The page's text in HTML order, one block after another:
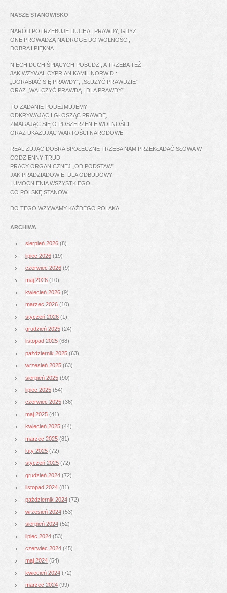
NASZE STANOWISKO
NARÓD POTRZEBUJE DUCHA I PRAWDY, GDYŻ
ONE PROWADZĄ NA DROGĘ DO WOLNOŚCI,
DOBRA I PIĘKNA.
NIECH DUCH ŚPIĄCYCH POBUDZI, A TRZEBA TEŻ,
JAK WZYWAŁ CYPRIAN KAMIL NORWID :
„DORABIAĆ SIĘ PRAWDY”, „SŁUŻYĆ PRAWDZIE”
ORAZ „WALCZYĆ PRAWDĄ I DLA PRAWDY”.
TO ZADANIE PODEJMUJEMY
ODKRYWAJĄC I GŁOSZĄC PRAWDĘ,
ZMAGAJĄC SIĘ O POSZERZENIE WOLNOŚCI
ORAZ UKAZUJĄC WARTOŚCI NARODOWE.
REALIZUJĄC DOBRA SPOŁECZNE TRZEBA NAM PRZEKŁADAĆ SŁOWA W
CODZIENNY TRUD
PRACY ORGANICZNEJ „OD PODSTAW”,
JAK PRADZIADOWIE, DLA ODBUDOWY
I UMOCNIENIA WSZYSTKIEGO,
CO POLSKĘ STANOWI.
DO TEGO WZYWAMY KAŻDEGO POLAKA.
ARCHIWA
sierpień 2026 (8)
lipiec 2026 (19)
czerwiec 2026 (9)
maj 2026 (10)
kwiecień 2026 (9)
marzec 2026 (10)
styczeń 2026 (1)
grudzień 2025 (24)
listopad 2025 (68)
październik 2025 (63)
wrzesień 2025 (63)
sierpień 2025 (90)
lipiec 2025 (54)
czerwiec 2025 (36)
maj 2025 (41)
kwiecień 2025 (44)
marzec 2025 (81)
luty 2025 (72)
styczeń 2025 (72)
grudzień 2024 (72)
listopad 2024 (81)
październik 2024 (72)
wrzesień 2024 (53)
sierpień 2024 (52)
lipiec 2024 (53)
czerwiec 2024 (45)
maj 2024 (54)
kwiecień 2024 (72)
marzec 2024 (99)